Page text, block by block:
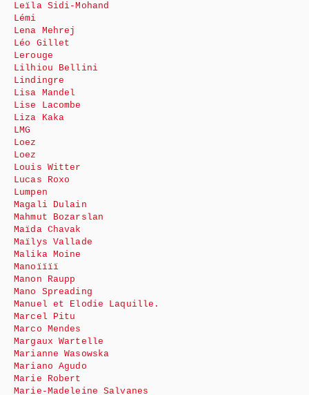
Leïla Sidi-Mohand
Lémi
Lena Mehrej
Léo Gillet
Lerouge
Lilhiou Bellini
Lindingre
Lisa Mandel
Lise Lacombe
Liza Kaka
LMG
Loez
Loez
Louis Witter
Lucas Roxo
Lumpen
Magali Dulain
Mahmut Bozarslan
Maïda Chavak
Maïlys Vallade
Malika Moine
Manoïïïï
Manon Raupp
Mano Spreading
Manuel et Elodie Laquille.
Marcel Pitu
Marco Mendes
Margaux Wartelle
Marianne Wasowska
Mariano Agudo
Marie Robert
Marie-Madeleine Salvanes